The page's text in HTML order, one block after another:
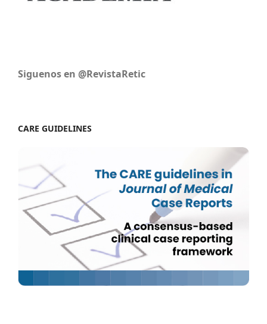
Siguenos en @RevistaRetic
CARE GUIDELINES